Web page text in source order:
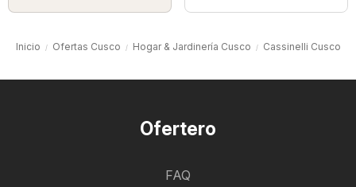
Inicio Ofertas Cusco Hogar & Jardinería Cusco Cassinelli Cusco
Ofertero
FAQ